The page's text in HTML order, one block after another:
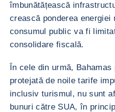
îmbunătățească
crească ponderea energiei
consumul public va fi
consolidare fiscală.
În cele din urmă,
protejată de noile tarife
inclusiv turismul, nu sunt
bunuri către SUA, în